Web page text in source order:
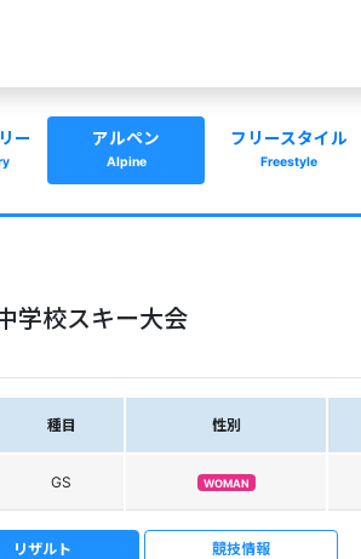
ー アルペン
Alpine
フリースタイル
Freestyle
学校スキー大会
種目 性別
GS WOMAN
リザルト 競技情報